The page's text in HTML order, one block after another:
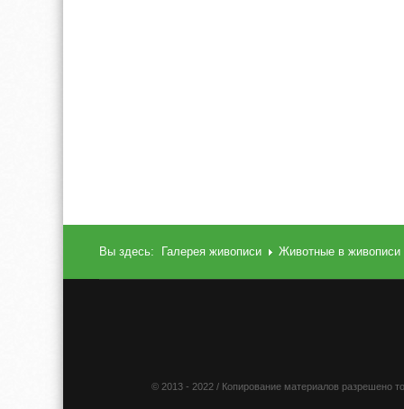
Вы здесь: Галерея живописи Животные в живописи
© 2013 - 2022 / Копирование материалов разрешено